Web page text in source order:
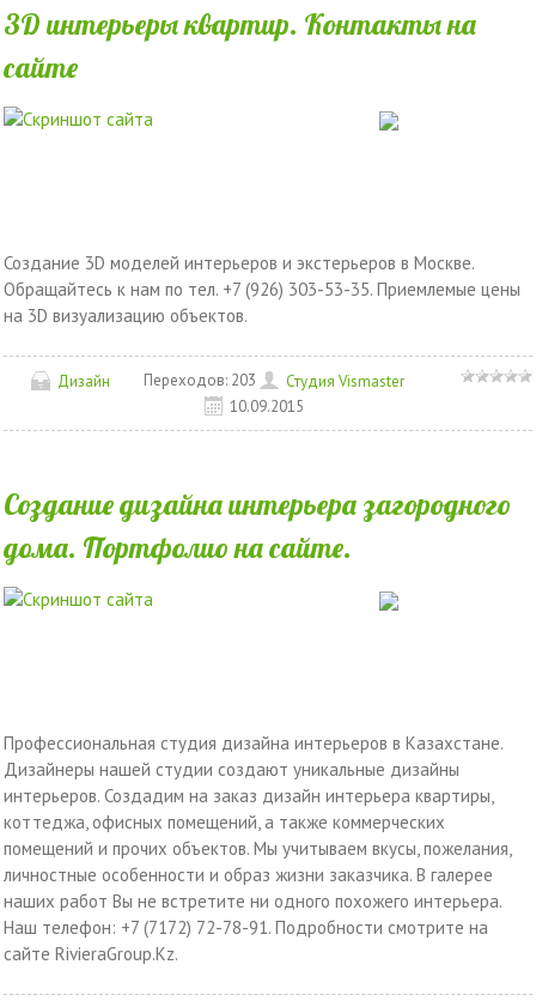
3D интерьеры квартир. Контакты на
сайте
Создание 3D моделей интерьеров и экстерьеров в Москве.
Обращайтесь к нам по тел. +7 (926) 303-53-35. Приемлемые цены
на 3D визуализацию объектов.
Дизайн Переходов: 203
Студия Vismaster
10.09.2015
Создание дизайна интерьера загородного
дома. Портфолио на сайте.
Профессиональная студия дизайна интерьеров в Казахстане.
Дизайнеры нашей студии создают уникальные дизайны
интерьеров. Создадим на заказ дизайн интерьера квартиры,
коттеджа, офисных помещений, а также коммерческих
помещений и прочих объектов. Мы учитываем вкусы, пожелания,
личностные особенности и образ жизни заказчика. В галерее
наших работ Вы не встретите ни одного похожего интерьера.
Наш телефон: +7 (7172) 72-78-91. Подробности смотрите на
сайте RivieraGroup.Kz.